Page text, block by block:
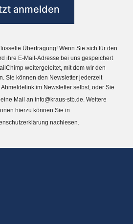
Übertragung! Wenn Sie sich für den
ihre E-Mail-Adresse bei uns gespeichert
weitergeleitet, mit dem wir den
Sie können den Newsletter jederzeit
im Newsletter selbst, oder Sie
Mail an info@kraus-stb.de. Weitere
hierzu können Sie in
nachlesen.